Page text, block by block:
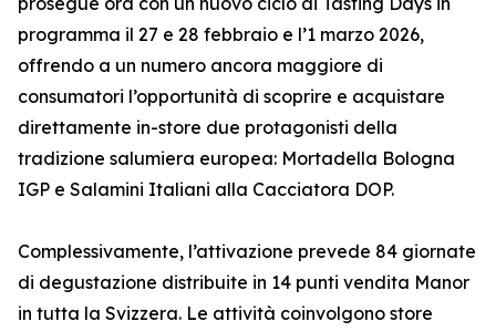
programma il 27 e 28 febbraio e l’1 marzo 2026,
offrendo a un numero ancora maggiore di
consumatori l’opportunità di scoprire e acquistare
direttamente in-store due protagonisti della
tradizione salumiera europea: Mortadella Bologna
IGP e Salamini Italiani alla Cacciatora DOP.
Complessivamente, l’attivazione prevede 84 giornate
di degustazione distribuite in 14 punti vendita Manor
in tutta la Svizzera. Le attività coinvolgono store